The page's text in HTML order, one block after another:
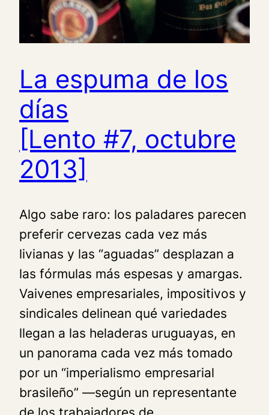
La espuma de los
días
[Lento #7, octubre
2013]
Algo sabe raro: los paladares parecen
preferir cervezas cada vez más
livianas y las “aguadas” desplazan a
las fórmulas más espesas y amargas.
Vaivenes empresariales, impositivos y
sindicales delinean qué variedades
llegan a las heladeras uruguayas, en
un panorama cada vez más tomado
por un “imperialismo empresarial
brasileño” —según un representante